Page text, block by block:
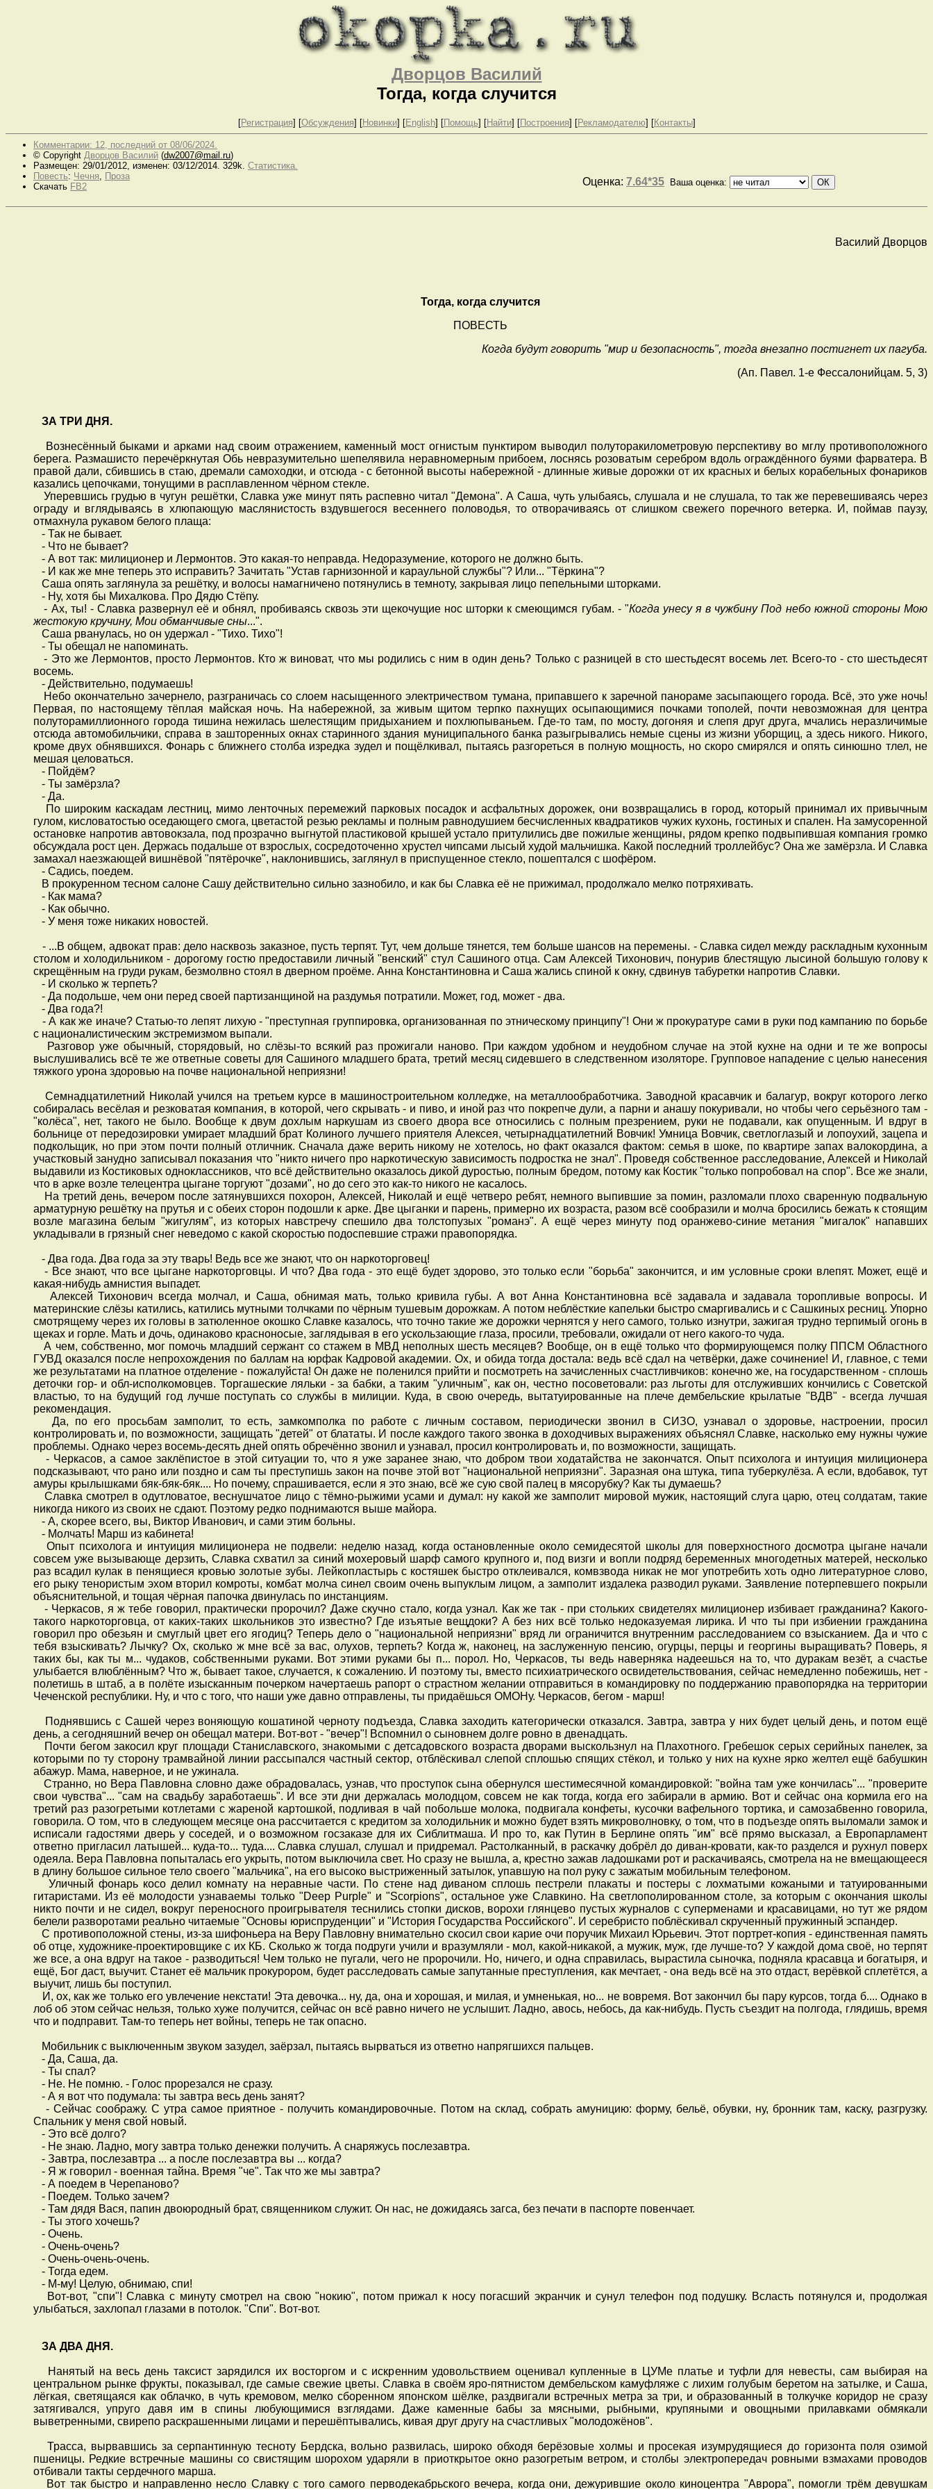
Дворцов Василий
Тогда, когда случится
[Регистрация] [Обсуждения] [Новинки] [English] [Помощь] [Найти] [Построения] [Рекламодателю] [Контакты]
Комментарии: 12, последний от 08/06/2024.
© Copyright Дворцов Василий (dw2007@mail.ru)
Размещен: 29/01/2012, изменен: 03/12/2014. 329k. Статистика.
Повесть: Чечня
Проза
Скачать FB2 Оценка: 7.64*35 Ваша оценка:
Василий Дворцов
Тогда, когда случится
ПОВЕСТЬ
Когда будут говорить "мир и безопасность", тогда внезапно постигнет их пагуба.
(Ап. Павел. 1-е Фессалонийцам. 5, 3)
ЗА ТРИ ДНЯ .
Вознесённый быками и арками над своим отражением, каменный мост огнистым пунктиром выводил полуторакилометровую перспективу во мглу противоположного
берега. Размашисто перечёркнутая Обь невразумительно шепелявила неравномерным прибоем, лоснясь розоватым серебром вдоль ограждённого буями фарватера. В
правой дали, сбившись в стаю, дремали самоходки, и отсюда - с бетонной высоты набережной - длинные живые дорожки от их красных и белых корабельных фонариков
казались цепочками, тонущими в расплавленном чёрном стекле.
Уперевшись грудью в чугун решётки, Славка уже минут пять распевно читал "Демона". А Саша, чуть улыбаясь, слушала и не слушала, то так же перевешиваясь через
ограду и вглядываясь в хлюпающую маслянистость вздувшегося весеннего половодья, то отворачиваясь от слишком свежего поречного ветерка. И, поймав паузу,
отмахнула рукавом белого плаща:
- Так не бывает.
- Что не бывает?
- А вот так: милиционер и Лермонтов. Это какая-то неправда. Недоразумение, которого не должно быть.
- И как же мне теперь это исправить? Зачитать "Устав гарнизонной и караульной службы"? Или... "Тёркина"?
Саша опять заглянула за решётку, и волосы намагничено потянулись в темноту, закрывая лицо пепельными шторками.
- Ну, хотя бы Михалкова. Про Дядю Стёпу.
- Ах, ты! - Славка развернул её и обнял, пробиваясь сквозь эти щекочущие нос шторки к смеющимся губам. - "Когда унесу я в чужбину Под небо южной стороны Мою
жестокую кручину, Мои обманчивые сны...".
Саша рванулась, но он удержал - "Тихо. Тихо"!
- Ты обещал не напоминать.
- Это же Лермонтов, просто Лермонтов. Кто ж виноват, что мы родились с ним в один день? Только с разницей в сто шестьдесят восемь лет. Всего-то - сто шестьдесят
восемь.
- Действительно, подумаешь!
Небо окончательно зачернело, разграничась со слоем насыщенного электричеством тумана, припавшего к заречной панораме засыпающего города. Всё, это уже ночь!
Первая, по настоящему тёплая майская ночь. На набережной, за живым щитом терпко пахнущих осыпающимися почками тополей, почти невозможная для центра
полуторамиллионного города тишина нежилась шелестящим придыханием и похлюпываньем. Где-то там, по мосту, догоняя и слепя друг друга, мчались неразличимые
отсюда автомобильчики, справа в зашторенных окнах старинного здания муниципального банка разыгрывались немые сцены из жизни уборщиц, а здесь никого. Никого,
кроме двух обнявшихся. Фонарь с ближнего столба изредка зудел и пощёлкивал, пытаясь разгореться в полную мощность, но скоро смирялся и опять синюшно тлел, не
мешая целоваться.
- Пойдём?
- Ты замёрзла?
- Да.
По широким каскадам лестниц, мимо ленточных перемежий парковых посадок и асфальтных дорожек, они возвращались в город, который принимал их привычным
гулом, кисловатостью оседающего смога, цветастой резью рекламы и полным равнодушием бесчисленных квадратиков чужих кухонь, гостиных и спален. На замусоренной
остановке напротив автовокзала, под прозрачно выгнутой пластиковой крышей устало притулились две пожилые женщины, рядом крепко подвыпившая компания громко
обсуждала рост цен. Держась подальше от взрослых, сосредоточенно хрустел чипсами лысый худой мальчишка. Какой последний троллейбус? Она же замёрзла. И Славка
замахал наезжающей вишнёвой "пятёрочке", наклонившись, заглянул в приспущенное стекло, пошептался с шофёром.
- Садись, поедем.
В прокуренном тесном салоне Сашу действительно сильно зазнобило, и как бы Славка её не прижимал, продолжало мелко потряхивать.
- Как мама?
- Как обычно.
- У меня тоже никаких новостей.
- ...В общем, адвокат прав: дело насквозь заказное, пусть терпят. Тут, чем дольше тянется, тем больше шансов на перемены. - Славка сидел между раскладным кухонным
столом и холодильником - дорогому гостю предоставили личный "венский" стул Сашиного отца. Сам Алексей Тихонович, понурив блестящую лысиной большую голову к
скрещённым на груди рукам, безмолвно стоял в дверном проёме. Анна Константиновна и Саша жались спиной к окну, сдвинув табуретки напротив Славки.
- И сколько ж терпеть?
- Да подольше, чем они перед своей партизанщиной на раздумья потратили. Может, год, может - два.
- Два года?!
- А как же иначе? Статью-то лепят лихую - "преступная группировка, организованная по этническому принципу"! Они ж прокуратуре сами в руки под кампанию по борьбе
с националистическим экстремизмом выпали.
Разговор уже обычный, сторядовый, но слёзы-то всякий раз прожигали наново. При каждом удобном и неудобном случае на этой кухне на одни и те же вопросы
выслушивались всё те же ответные советы для Сашиного младшего брата, третий месяц сидевшего в следственном изоляторе. Групповое нападение с целью нанесения
тяжкого урона здоровью на почве национальной неприязни!
Семнадцатилетний Николай учился на третьем курсе в машиностроительном колледже, на металлообработчика. Заводной красавчик и балагур, вокруг которого легко
собиралась весёлая и резковатая компания, в которой, чего скрывать - и пиво, и иной раз что покрепче дули, а парни и анашу покуривали, но чтобы чего серьёзного там -
"колёса", нет, такого не было. Вообще к двум дохлым наркушам из своего двора все относились с полным презрением, руки не подавали, как опущенным. И вдруг в
больнице от передозировки умирает младший брат Колиного лучшего приятеля Алексея, четырнадцатилетний Вовчик! Умница Вовчик, светлоглазый и лопоухий, зацепа и
подкольщик, но при этом почти полный отличник. Сначала даже верить никому не хотелось, но факт оказался фактом: семья в шоке, по квартире запах валокордина, а
участковый занудно записывал показания что "никто ничего про наркотическую зависимость подростка не знал". Проведя собственное расследование, Алексей и Николай
выдавили из Костиковых одноклассников, что всё действительно оказалось дикой дуростью, полным бредом, потому как Костик "только попробовал на спор". Все же знали,
что в арке возле телецентра цыгане торгуют "дозами", но до сего это как-то никого не касалось.
На третий день, вечером после затянувшихся похорон, Алексей, Николай и ещё четверо ребят, немного выпившие за помин, разломали плохо сваренную подвальную
арматурную решётку на прутья и с обеих сторон подошли к арке. Две цыганки и парень, примерно их возраста, разом всё сообразили и молча бросились бежать к стоящим
возле магазина белым "жигулям", из которых навстречу спешило два толстопузых "романэ". А ещё через минуту под оранжево-синие метания "мигалок" напавших
укладывали в грязный снег неведомо с какой скоростью подоспевшие стражи правопорядка.
- Два года. Два года за эту тварь! Ведь все же знают, что он наркоторговец!
- Все знают, что все цыгане наркоторговцы. И что? Два года - это ещё будет здорово, это только если "борьба" закончится, и им условные сроки влепят. Может, ещё и
какая-нибудь амнистия выпадет.
Алексей Тихонович всегда молчал, и Саша, обнимая мать, только кривила губы. А вот Анна Константиновна всё задавала и задавала торопливые вопросы. И
материнские слёзы катились, катились мутными толчками по чёрным тушевым дорожкам. А потом неблёсткие капельки быстро смаргивались и с Сашкиных ресниц. Упорно
смотрящему через их головы в затюленное окошко Славке казалось, что точно такие же дорожки чернятся у него самого, только изнутри, зажигая трудно терпимый огонь в
щеках и горле. Мать и дочь, одинаково красноносые, заглядывая в его ускользающие глаза, просили, требовали, ожидали от него какого-то чуда.
А чем, собственно, мог помочь младший сержант со стажем в МВД неполных шесть месяцев? Вообще, он в ещё только что формирующемся полку ППСМ Областного
ГУВД оказался после непрохождения по баллам на юрфак Кадровой академии. Ох, и обида тогда достала: ведь всё сдал на четвёрки, даже сочинение! И, главное, с теми
же результатами на платное отделение - пожалуйста! Он даже не поленился прийти и посмотреть на зачисленных счастливчиков: конечно же, на государственном - сплошь
деточки гор- и обл-исполкомовцев. Торгашеские ляльки - за бабки, а таким "уличным", как он, честно посоветовали: раз льготы для отслуживших кончились с Советской
властью, то на будущий год лучше поступать со службы в милиции. Куда, в свою очередь, вытатуированные на плече дембельские крылатые "ВДВ" - всегда лучшая
рекомендация.
Да, по его просьбам замполит, то есть, замкомполка по работе с личным составом, периодически звонил в СИЗО, узнавал о здоровье, настроении, просил
контролировать и, по возможности, защищать "детей" от блататы. И после каждого такого звонка в доходчивых выражениях объяснял Славке, насколько ему нужны чужие
проблемы. Однако через восемь-десять дней опять обречённо звонил и узнавал, просил контролировать и, по возможности, защищать.
- Черкасов, а самое заклёпистое в этой ситуации то, что я уже заранее знаю, что добром твои ходатайства не закончатся. Опыт психолога и интуиция милиционера
подсказывают, что рано или поздно и сам ты преступишь закон на почве этой вот "национальной неприязни". Заразная она штука, типа туберкулёза. А если, вдобавок, тут
амуры крылышками бяк-бяк-бяк.... Но почему, спрашивается, если я это знаю, всё же сую свой палец в мясорубку? Как ты думаешь?
Славка смотрел в одутловатое, веснушчатое лицо с тёмно-рыжими усами и думал: ну какой же замполит мировой мужик, настоящий слуга царю, отец солдатам, такие
никогда никого из своих не сдают. Поэтому редко поднимаются выше майора.
- А, скорее всего, вы, Виктор Иванович, и сами этим больны.
- Молчать! Марш из кабинета!
Опыт психолога и интуиция милиционера не подвели: неделю назад, когда остановленные около семидесятой школы для поверхностного досмотра цыгане начали
совсем уже вызывающе дерзить, Славка схватил за синий мохеровый шарф самого крупного и, под визги и вопли подряд беременных многодетных матерей, несколько
раз всадил кулак в пенящиеся кровью золотые зубы. Лейкопластырь с костяшек быстро отклеивался, комвзвода никак не мог употребить хоть одно литературное слово,
его рыку тенористым эхом вторил комроты, комбат молча синел своим очень выпуклым лицом, а замполит издалека разводил руками. Заявление потерпевшего покрыли
объяснительной, и тощая чёрная папочка двинулась по инстанциям.
- Черкасов, я ж тебе говорил, практически пророчил? Даже скучно стало, когда узнал. Как же так - при стольких свидетелях милиционер избивает гражданина? Какого-
такого наркоторговца, от каких-таких школьников это известно? Где изъятые вещдоки? А без них всё только недоказуемая лирика. И что ты при избиении гражданина
говорил про обезьян и смуглый цвет его ягодиц? Теперь дело о "национальной неприязни" вряд ли ограничится внутренним расследованием со взысканием. Да и что с
тебя взыскивать? Лычку? Ох, сколько ж мне всё за вас, олухов, терпеть? Когда ж, наконец, на заслуженную пенсию, огурцы, перцы и георгины выращивать? Поверь, я
таких бы, как ты м... чудаков, собственными руками. Вот этими руками бы п... порол. Но, Черкасов, ты ведь наверняка надеешься на то, что дуракам везёт, а счастье
улыбается влюблённым? Что ж, бывает такое, случается, к сожалению. И поэтому ты, вместо психиатрического освидетельствования, сейчас немедленно побежишь, нет -
полетишь в штаб, а в полёте изысканным почерком начертаешь рапорт о страстном желании отправиться в командировку по поддержанию правопорядка на территории
Чеченской республики. Ну, и что с того, что наши уже давно отправлены, ты придаёшься ОМОНу. Черкасов, бегом - марш!
Поднявшись с Сашей через воняющую кошатиной черноту подъезда, Славка заходить категорически отказался. Завтра, завтра у них будет целый день, и потом ещё
день, а сегодняшний вечер он обещал матери. Вот-вот - "вечер"! Вспомнил о сыновнем долге ровно в двенадцать.
Почти бегом закосил круг площади Станиславского, знакомыми с детсадовского возраста дворами выскользнул на Плахотного. Гребешок серых серийных панелек, за
которыми по ту сторону трамвайной линии рассыпался частный сектор, отблёскивал слепой сплошью спящих стёкол, и только у них на кухне ярко желтел ещё бабушкин
абажур. Мама, наверное, и не ужинала.
Странно, но Вера Павловна словно даже обрадовалась, узнав, что проступок сына обернулся шестимесячной командировкой: "война там уже кончилась"... "проверите
свои чувства"... "сам на свадьбу заработаешь". И все эти дни держалась молодцом, совсем не как тогда, когда его забирали в армию. Вот и сейчас она кормила его на
третий раз разогретыми котлетами с жареной картошкой, подливая в чай побольше молока, подвигала конфеты, кусочки вафельного тортика, и самозабвенно говорила,
говорила. О том, что в следующем месяце она рассчитается с кредитом за холодильник и можно будет взять микроволновку, о том, что в подъезде опять выломали замок и
исписали гадостями дверь у соседей, и о возможном госзаказе для их Сиблитмаша. И про то, как Путин в Берлине опять "им" всё прямо высказал, а Европарламент
ответно пригласил латышей... куда-то... туда.... Славка слушал, слушал и придремал. Растолканный, в раскачку добрёл до диван-кровати, как-то разделся и рухнул поверх
одеяла. Вера Павловна попыталась его укрыть, потом выключила свет. Но сразу не вышла, а, крестно зажав ладошками рот и раскачиваясь, смотрела на не вмещающееся
в длину большое сильное тело своего "мальчика", на его высоко выстриженный затылок, упавшую на пол руку с зажатым мобильным телефоном.
Уличный фонарь косо делил комнату на неравные части. По стене над диваном сплошь пестрели плакаты и постеры с лохматыми кожаными и татуированными
гитаристами. Из её молодости узнаваемы только "Deep Purple" и "Scorpions", остальное уже Славкино. На светлополированном столе, за которым с окончания школы
никто почти и не сидел, вокруг переносного проигрывателя теснились стопки дисков, ворохи глянцево пустых журналов с суперменами и красавицами, но тут же рядом
белели разворотами реально читаемые "Основы юриспруденции" и "История Государства Российского". И серебристо поблёскивал скрученный пружинный эспандер.
С противоположной стены, из-за шифоньера на Веру Павловну внимательно скосил свои карие очи поручик Михаил Юрьевич. Этот портрет-копия - единственная память
об отце, художнике-проектировщике с их КБ. Сколько ж тогда подруги учили и вразумляли - мол, какой-никакой, а мужик, муж, где лучше-то? У каждой дома своё, но терпят
же все, а она вдруг на такое - разводиться! Чем только не пугали, чего не пророчили. Но, ничего, и одна справилась, вырастила сыночка, подняла красавца и богатыря, и
ещё, Бог даст, выучит. Станет её мальчик прокурором, будет расследовать самые запутанные преступления, как мечтает, - она ведь всё на это отдаст, верёвкой сплетётся, а
выучит, лишь бы поступил.
И, ох, как же только его увлечение некстати! Эта девочка... ну, да, она и хорошая, и милая, и умненькая, но... не вовремя. Вот закончил бы пару курсов, тогда б.... Однако в
лоб об этом сейчас нельзя, только хуже получится, сейчас он всё равно ничего не услышит. Ладно, авось, небось, да как-нибудь. Пусть съездит на полгода, глядишь, время
что и подправит. Там-то теперь нет войны, теперь не так опасно.
Мобильник с выключенным звуком зазудел, заёрзал, пытаясь вырваться из ответно напрягшихся пальцев.
- Да, Саша, да.
- Ты спал?
- Не. Не помню. - Голос прорезался не сразу.
- А я вот что подумала: ты завтра весь день занят?
- Сейчас соображу. С утра самое приятное - получить командировочные. Потом на склад, собрать амуницию: форму, бельё, обувки, ну, бронник там, каску, разгрузку.
Спальник у меня свой новый.
- Это всё долго?
- Не знаю. Ладно, могу завтра только денежки получить. А снаряжусь послезавтра.
- Завтра, послезавтра ... а после послезавтра вы ... когда?
- Я ж говорил - военная тайна. Время "че". Так что же мы завтра?
- А поедем в Черепаново?
- Поедем. Только зачем?
- Там дядя Вася, папин двоюродный брат, священником служит. Он нас, не дожидаясь загса, без печати в паспорте повенчает.
- Ты этого хочешь?
- Очень.
- Очень-очень?
- Очень-очень-очень.
- Тогда едем.
- М-му! Целую, обнимаю, спи!
Вот-вот, "спи"! Славка с минуту смотрел на свою "нокию", потом прижал к носу погасший экранчик и сунул телефон под подушку. Всласть потянулся и, продолжая
улыбаться, захлопал глазами в потолок. "Спи". Вот-вот.
ЗА ДВА ДНЯ.
Нанятый на весь день таксист зарядился их восторгом и с искренним удовольствием оценивал купленные в ЦУМе платье и туфли для невесты, сам выбирая на
центральном рынке фрукты, показывал, где самые свежие цветы. Славка в своём яро-пятнистом дембельском камуфляже с лихим голубым беретом на затылке, и Саша,
лёгкая, светящаяся как облачко, в чуть кремовом, мелко сборенном японском шёлке, раздвигали встречных метра за три, и образованный в толкучке коридор не сразу
затягивался, упруго давя им в спины любующимися взглядами. Даже каменные бабы за мясными, рыбными, крупяными и овощными прилавками обмякали
выветренными, свирепо раскрашенными лицами и перешёптывались, кивая друг другу на счастливых "молодожёнов".
Трасса, вырвавшись за серпантинную тесноту Бердска, вольно развилась, широко обходя берёзовые холмы и просекая изумрудящиеся до горизонта поля озимой
пшеницы. Редкие встречные машины со свистящим шорохом ударяли в приоткрытое окно разогретым ветром, и столбы электропередач ровными взмахами проводов
отбивали такты сердечного марша.
Вот так быстро и направленно несло Славку с того самого перводекабрьского вечера, когда они, дежурившие около киноцентра "Аврора", помогли трём девушкам